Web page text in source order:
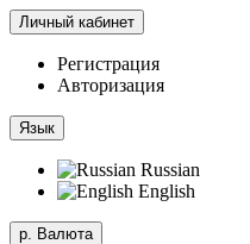
Личный кабинет
Регистрация
Авторизация
Язык
Russian
English
р. Валюта